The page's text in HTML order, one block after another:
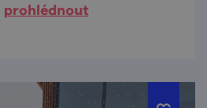
prohlédnout